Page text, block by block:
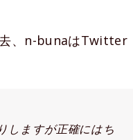
去、n-bunaはTwitter
しますが正確にはち